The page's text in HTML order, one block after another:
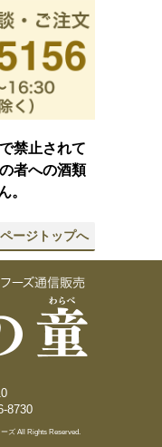
禁止されて
者への酒類
。
ページトップへ
8730
ズ All Rights Reserved.